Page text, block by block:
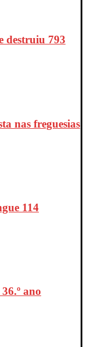
destruiu 793
nas freguesias
114
ano